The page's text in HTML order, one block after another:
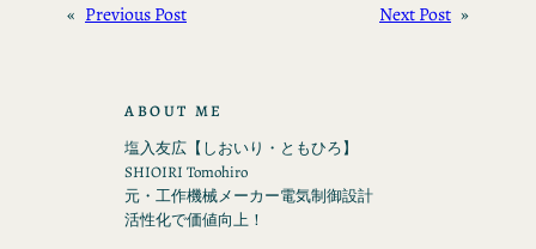
« Previous Post Next Post »
ABOUT ME
塩入友広【しおいり・ともひろ】
SHIOIRI Tomohiro
元・工作機械メーカー電気制御設計
活性化で価値向上！